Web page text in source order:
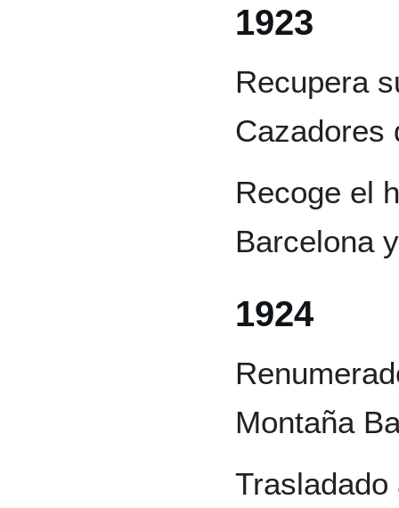
1923
Recupera
Cazadores
Recoge el
Barcelona
1924
Montaña